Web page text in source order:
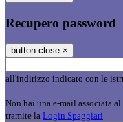
Recupero password
button close ×
all'indirizzo indicato con le
Non hai una e-mail associata
tramite la Login Spaggiari